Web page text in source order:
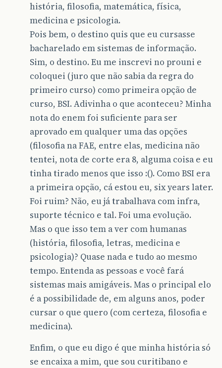
história, filosofia, matemática, física,
medicina e psicologia.
Pois bem, o destino quis que eu cursasse
bacharelado em sistemas de informação.
Sim, o destino. Eu me inscrevi no prouni e
coloquei (juro que não sabia da regra do
primeiro curso) como primeira opção de
curso, BSI. Adivinha o que aconteceu? Minha
nota do enem foi suficiente para ser
aprovado em qualquer uma das opções
(filosofia na FAE, entre elas, medicina não
tentei, nota de corte era 8, alguma coisa e eu
tinha tirado menos que isso :(). Como BSI era
a primeira opção, cá estou eu, six years later.
Foi ruim? Não, eu já trabalhava com infra,
suporte técnico e tal. Foi uma evolução.
Mas o que isso tem a ver com humanas
(história, filosofia, letras, medicina e
psicologia)? Quase nada e tudo ao mesmo
tempo. Entenda as pessoas e você fará
sistemas mais amigáveis. Mas o principal elo
é a possibilidade de, em alguns anos, poder
cursar o que quero (com certeza, filosofia e
medicina).
Enfim, o que eu digo é que minha história só
se encaixa a mim, que sou curitibano e